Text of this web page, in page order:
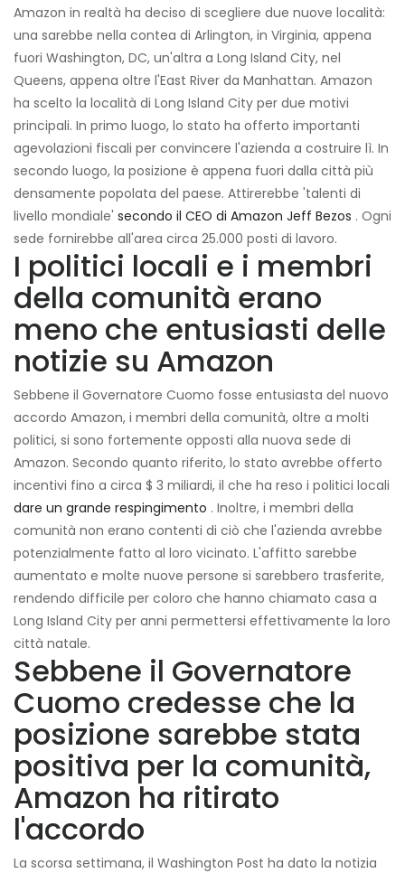
Amazon in realtà ha deciso di scegliere due nuove località:
una sarebbe nella contea di Arlington, in Virginia, appena
fuori Washington, DC, un'altra a Long Island City, nel
Queens, appena oltre l'East River da Manhattan. Amazon
ha scelto la località di Long Island City per due motivi
principali. In primo luogo, lo stato ha offerto importanti
agevolazioni fiscali per convincere l'azienda a costruire lì. In
secondo luogo, la posizione è appena fuori dalla città più
densamente popolata del paese. Attirerebbe 'talenti di
livello mondiale' secondo il CEO di Amazon Jeff Bezos . Ogni
sede fornirebbe all'area circa 25.000 posti di lavoro.
I politici locali e i membri
della comunità erano
meno che entusiasti delle
notizie su Amazon
Sebbene il Governatore Cuomo fosse entusiasta del nuovo
accordo Amazon, i membri della comunità, oltre a molti
politici, si sono fortemente opposti alla nuova sede di
Amazon. Secondo quanto riferito, lo stato avrebbe offerto
incentivi fino a circa $ 3 miliardi, il che ha reso i politici locali
dare un grande respingimento . Inoltre, i membri della
comunità non erano contenti di ciò che l'azienda avrebbe
potenzialmente fatto al loro vicinato. L'affitto sarebbe
aumentato e molte nuove persone si sarebbero trasferite,
rendendo difficile per coloro che hanno chiamato casa a
Long Island City per anni permettersi effettivamente la loro
città natale.
Sebbene il Governatore
Cuomo credesse che la
posizione sarebbe stata
positiva per la comunità,
Amazon ha ritirato
l'accordo
La scorsa settimana, il Washington Post ha dato la notizia